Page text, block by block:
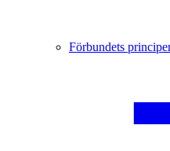
Förbundets